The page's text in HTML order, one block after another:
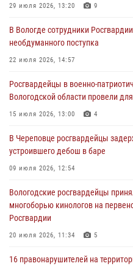
ОХРАНЫ РОСГВАРДИИ В
02 августа 2026, 10:37
Росгвардейцы в г. Соколе
31 июля 2026, 06:43
В Вологде стартовал Чемпионат
29 июля 2026, 13:20
29 июля 2026, 13:20 9
В Вологде сотрудники
необдуманного поступка
22 июля 2026, 14:57
Росгвардейцы в военно-
Вологодской области провели
15 июля 2026, 13:00 4
В Череповце росгвардейцы
устроившего дебош в баре
09 июля 2026, 12:54
Вологодские росгвардейцы
многоборью кинологов на
Росгвардии
20 июля 2026, 11:34 5
16 правонарушителей на